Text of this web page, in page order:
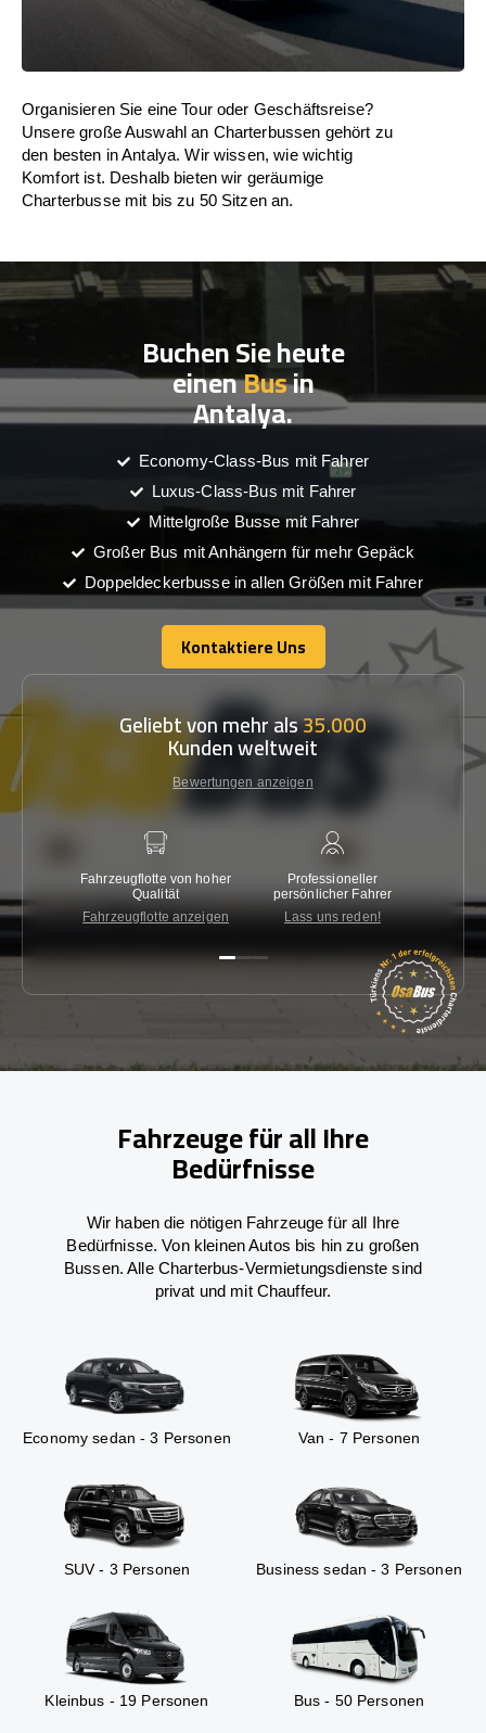
Organisieren Sie eine Tour oder Geschäftsreise?
Unsere große Auswahl an Charterbussen gehört zu
den besten in Antalya. Wir wissen, wie wichtig
Komfort ist. Deshalb bieten wir geräumige
Charterbusse mit bis zu 50 Sitzen an.
Buchen Sie heute
einenBusin
Antalya.
Economy-Class-Bus mit Fahrer
Luxus-Class-Bus mit Fahrer
Mittelgroße Busse mit Fahrer
Großer Bus mit Anhängern für mehr Gepäck
Doppeldeckerbusse in allen Größen mit Fahrer
Kontaktiere Uns
Kontaktiere Uns
Geliebt von mehr als35.000
Kunden weltweit
Bewertungen anzeigen
Fahrzeugflotte von hoher
Qualität
Fahrzeugflotte anzeigen
Professioneller
persönlicher Fahrer
Lass uns reden!
Fahrzeuge für all Ihre
Bedürfnisse
Wir haben die nötigen Fahrzeuge für all Ihre
Bedürfnisse. Von kleinen Autos bis hin zu großen
Bussen. Alle Charterbus-Vermietungsdienste sind
privat und mit Chauffeur.
Economy sedan - 3 Personen Van - 7 Personen
SUV - 3 Personen Business sedan - 3 Personen
Kleinbus - 19 Personen Bus - 50 Personen